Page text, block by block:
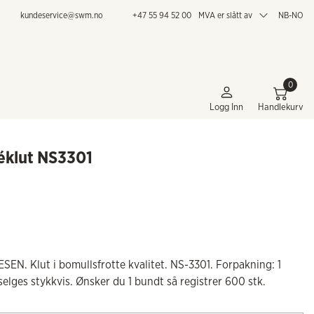
kundeservice@swm.no +47 55 94 52 00 MVA er slått av NB-NO
Logg Inn
0
Handlekurv
NS3301
Klut i bomullsfrotte kvalitet. NS-3301. Forpakning: 1
stykkvis. Ønsker du 1 bundt så registrer 600 stk.